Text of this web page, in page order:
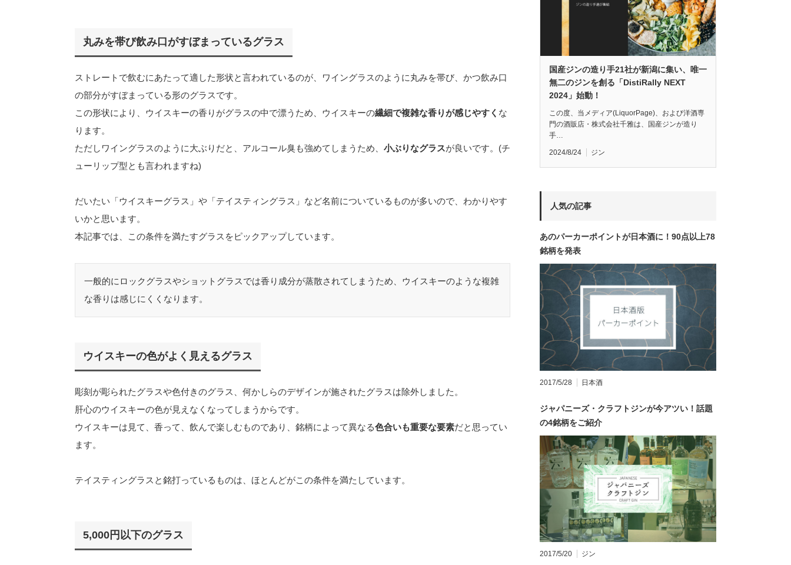
丸みを帯び飲み口がすぼまっているグラス
ストレートで飲むにあたって適した形状と言われているのが、ワイングラスのように丸みを帯び、かつ飲み口
の部分がすぼまっている形のグラスです。
この形状により、ウイスキーの香りがグラスの中で漂うため、ウイスキーの繊細で複雑な香りが感じやすく な
ります。
ただしワイングラスのように大ぶりだと、アルコール臭も強めてしまうため、 小ぶりなグラスが良いです。(チ
ューリップ型とも言われますね)
だいたい「ウイスキーグラス」や「テイスティングラス」など名前についているものが多いので、わかりやす
いかと思います。
本記事では、この条件を満たすグラスをピックアップしています。
一般的にロックグラスやショットグラスでは香り成分が蒸散されてしまうため、ウイスキーのような複雑
な香りは感じにくくなります。
ウイスキーの色がよく見えるグラス
彫刻が彫られたグラスや色付きのグラス、何かしらのデザインが施されたグラスは除外しました。
肝心のウイスキーの色が見えなくなってしまうからです。
ウイスキーは見て、香って、飲んで楽しむものであり、銘柄によって異なる色合いも重要な要素だと思ってい
ます。
テイスティングラスと銘打っているものは、ほとんどがこの条件を満たしています。
5,000円以下のグラス
国産ジンの造り手21社が新潟に集い、唯一
無二のジンを創る「DistiRally NEXT
2024」始動！
この度、当メディア(LiquorPage)、および洋酒専
門の酒販店・株式会社千雅は、国産ジンが造り
手…
2024/8/24 ジン
人気の記事
あのパーカーポイントが日本酒に！90点以上78
銘柄を発表
2017/5/28 日本酒
ジャパニーズ・クラフトジンが今アツい！話題
の4銘柄をご紹介
2017/5/20 ジン